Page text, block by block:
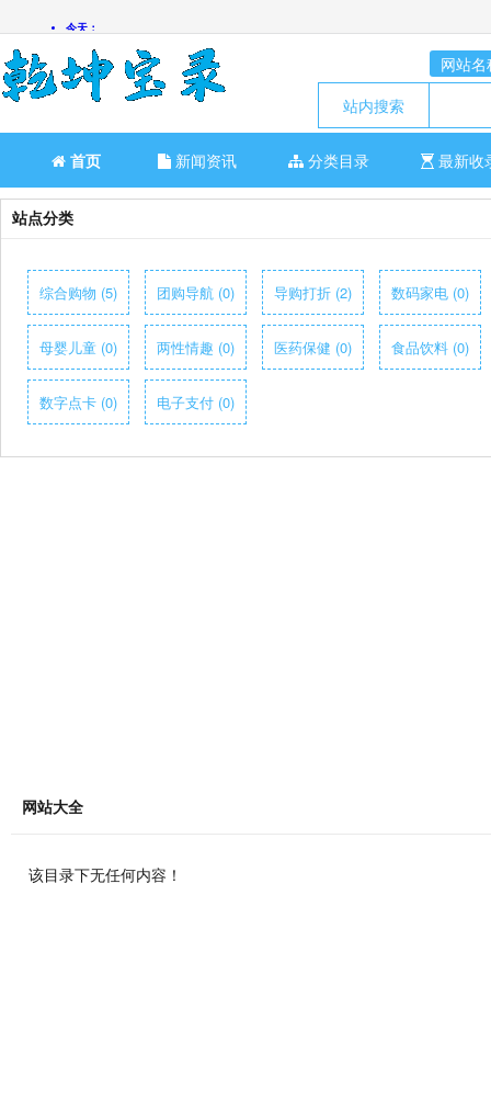
网站名
站内搜索
首页 新闻资讯 分类目录 最新收
站点分类
综合购物 (5) 团购导航 (0) 导购打折 (2) 数码家电 (0)
母婴儿童 (0) 两性情趣 (0) 医药保健 (0) 食品饮料 (0)
数字点卡 (0) 电子支付 (0)
网站大全
该目录下无任何内容！